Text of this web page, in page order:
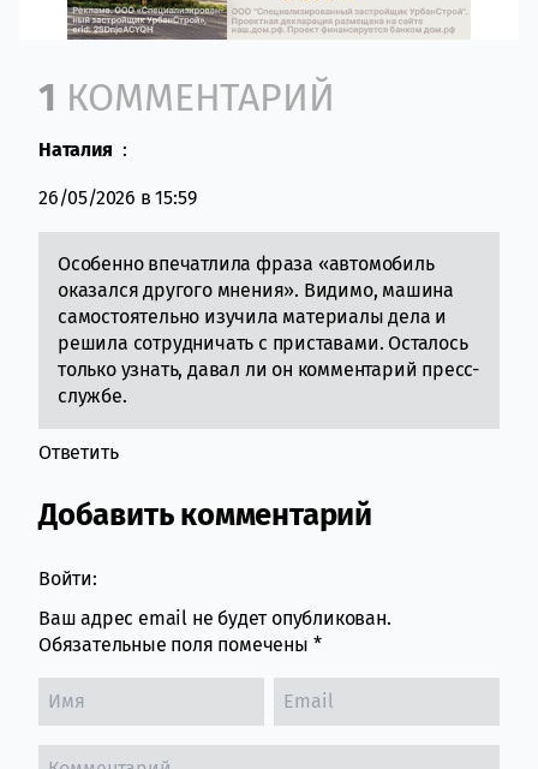
Comment section
1 КОММЕНТАРИЙ
Наталия :
26/05/2026 в 15:59
Особенно впечатлила фраза «автомобиль
оказался другого мнения». Видимо, машина
самостоятельно изучила материалы дела и
решила сотрудничать с приставами. Осталось
только узнать, давал ли он комментарий пресс-
службе.
Ответить
Добавить комментарий
Войти:
Ваш адрес email не будет опубликован.
Обязательные поля помечены *